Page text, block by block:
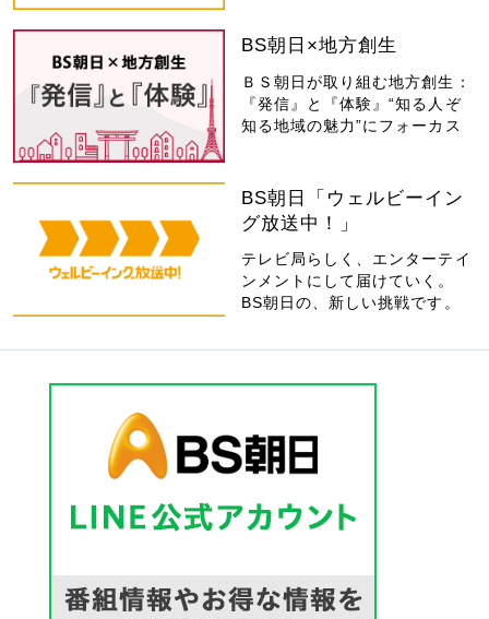
BS朝日×地方創生
ＢＳ朝日が取り組む地方創生：
『発信』と『体験』“知る人ぞ
知る地域の魅力”にフォーカス
BS朝日「ウェルビーイン
グ放送中！」
テレビ局らしく、エンターテイ
ンメントにして届けていく。
BS朝日の、新しい挑戦です。